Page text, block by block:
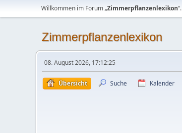
Willkommen im Forum „Zimmerpflanzenlexikon“.
Zimmerpflanzenlexikon
08. August 2026, 17:12:25
Übersicht Suche Kalender